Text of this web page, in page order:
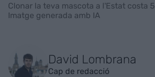
Clonar la teva mascota a l'Estat costa
Imatge generada amb IA
David Lombrana
Cap de redacció